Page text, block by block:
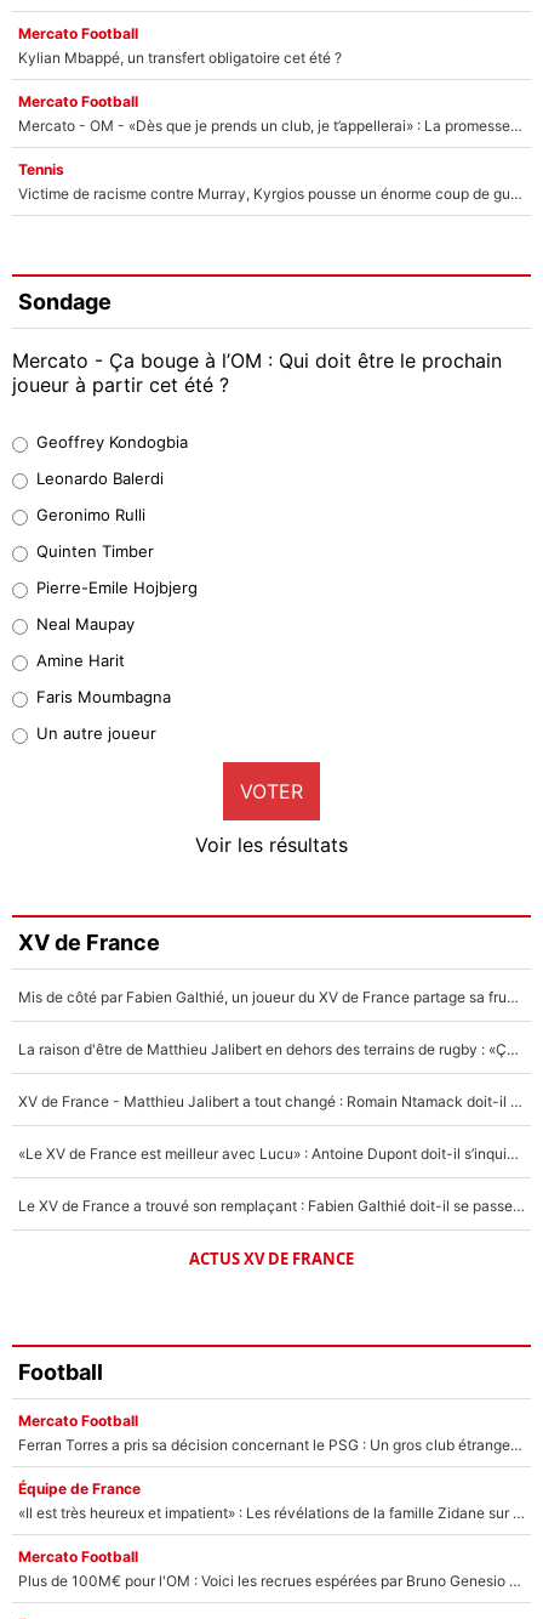
Mercato Football
Kylian Mbappé, un transfert obligatoire cet été ?
Mercato Football
Mercato - OM - «Dès que je prends un club, je t’appellerai» : La promesse de Marcelino au moment de claquer la porte
Tennis
Victime de racisme contre Murray, Kyrgios pousse un énorme coup de gueule !
Sondage
Mercato - Ça bouge à l’OM : Qui doit être le prochain
joueur à partir cet été ?
38%
32%
5%
1%
9%
Faris Moumbagna
4%
Un autre joueur
5%
Geoffrey Kondogbia
Leonardo Balerdi
Geronimo Rulli
Quinten Timber
Pierre-Emile Hojbjerg
Neal Maupay
Amine Harit
Faris Moumbagna
Un autre joueur
VOTER
Voir les résultats
XV de France
Mis de côté par Fabien Galthié, un joueur du XV de France partage sa frustration : «ils ne me l’ont pas dit tout de suite»
La raison d'être de Matthieu Jalibert en dehors des terrains de rugby : «Ça m'atteint autant que si tu touches à un membre de ma famille»
XV de France - Matthieu Jalibert a tout changé : Romain Ntamack doit-il s’inquiéter pour sa place à un an de la Coupe du monde ?
«Le XV de France est meilleur avec Lucu» : Antoine Dupont doit-il s’inquiéter pour sa place ?
Le XV de France a trouvé son remplaçant : Fabien Galthié doit-il se passer d'Antoine Dupont ?
ACTUS XV DE FRANCE
Football
Mercato Football
Ferran Torres a pris sa décision concernant le PSG : Un gros club étranger prêt à relancer le feuilleton pour la signature du champion du monde 2026 !
Équipe de France
«Il est très heureux et impatient» : Les révélations de la famille Zidane sur sa prise de pouvoir en équipe de France !
Mercato Football
Plus de 100M€ pour l'OM : Voici les recrues espérées par Bruno Genesio et Grégory Lorenzi après l’opération dégraissage